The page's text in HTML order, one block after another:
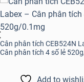
Cân phân tích CEB524N
Cân phân tích 4 số lẻ
Add to